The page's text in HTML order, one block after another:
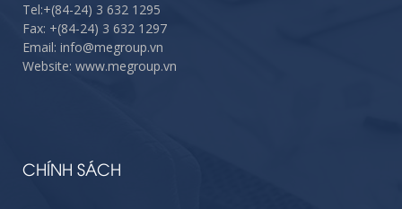
Tel:+(84-24) 3 632 1295
Fax: +(84-24) 3 632 1297
Email: info@megroup.vn
Website: www.megroup.vn
CHÍNH SÁCH